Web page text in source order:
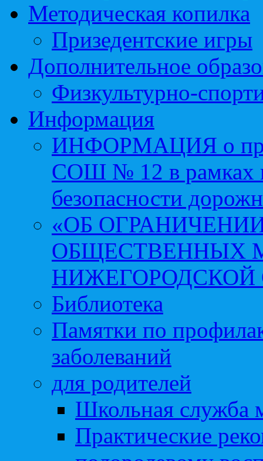
Методическая копилка
Призедентские игры
Дополнительное
Физкультурно-
Информация
ИНФОРМАЦИЯ о
СОШ № 12 в рамках
безопасности
«ОБ
ОБЩЕСТВЕННЫХ
НИЖЕГОРОДСКОЙ
Библиотека
Памятки по
заболеваний
для родителей
Школьная служба
Практические